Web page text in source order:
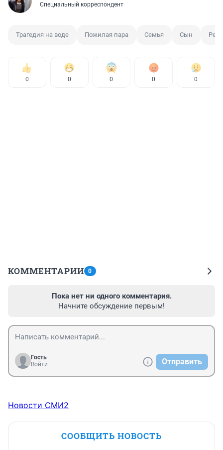
Специальный корреспондент
Трагедия на воде Пожилая пара Семья Сын Река
0 0 0 0 0
КОММЕНТАРИИ 0
Пока нет ни одного комментария.
Начните обсуждение первым!
Гость
Войти
Отправить
Новости СМИ2
СООБЩИТЬ НОВОСТЬ